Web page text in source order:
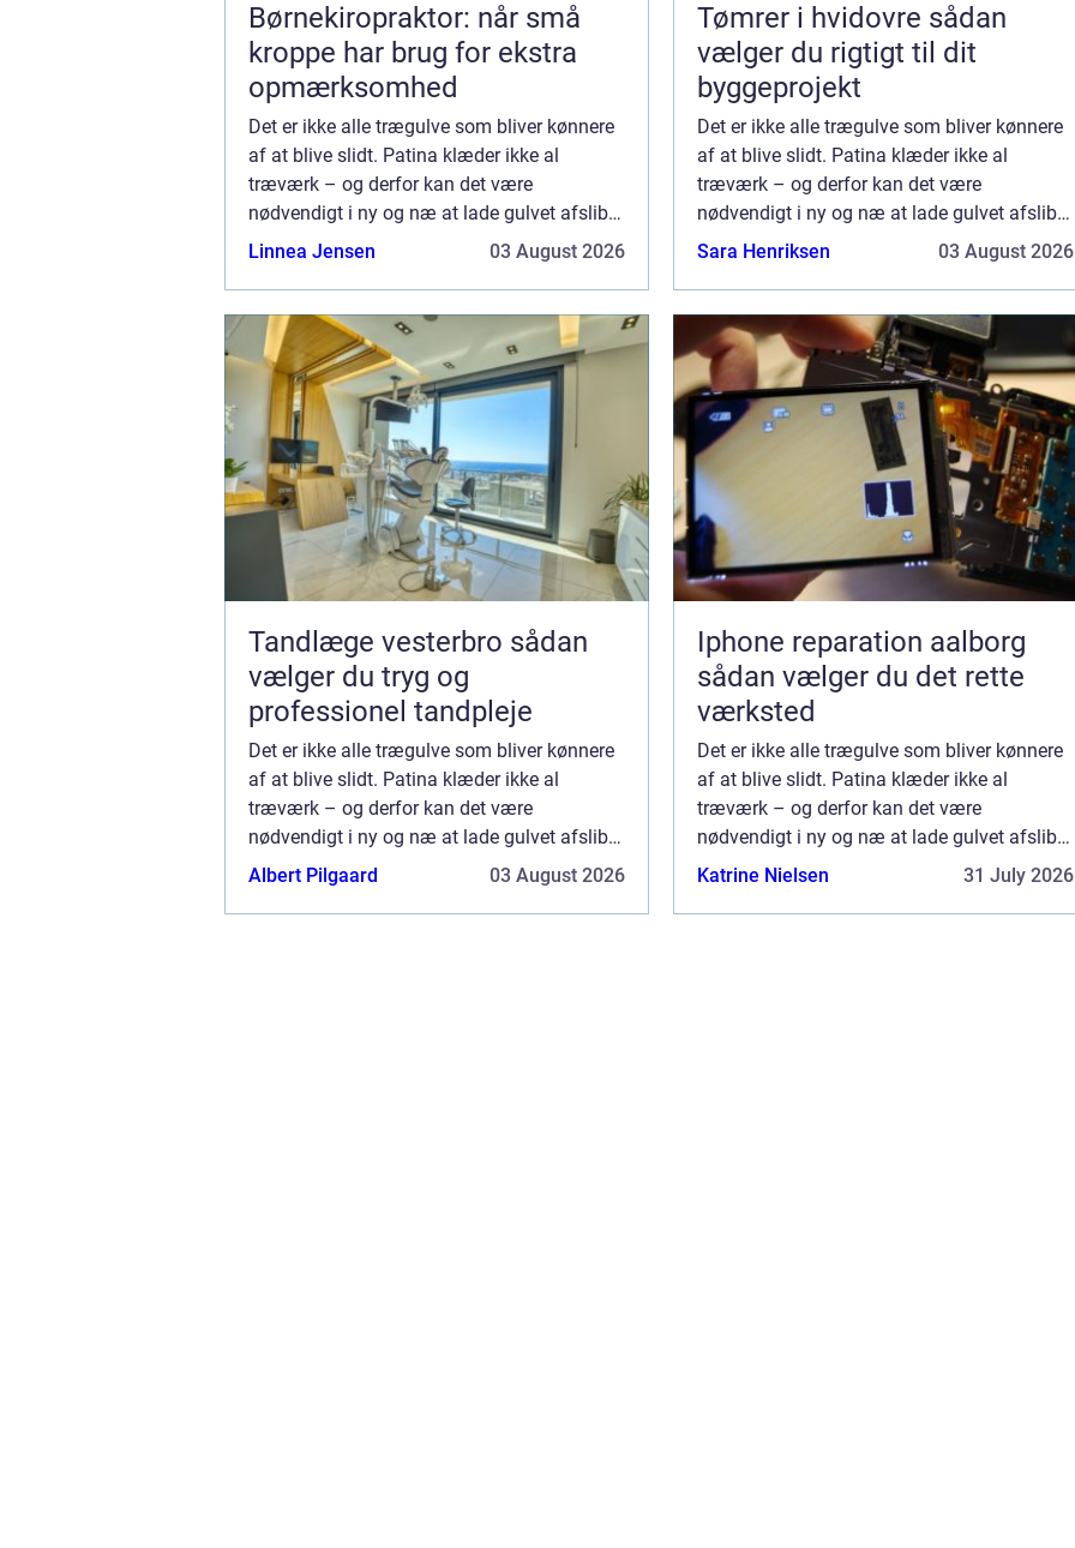
Børnekiropraktor: når små
kroppe har brug for ekstra
opmærksomhed
Det er ikke alle trægulve som bliver kønnere
af at blive slidt. Patina klæder ikke al
træværk – og derfor kan det være
nødvendigt i ny og næ at lade gulvet afslibe
og efterbehandle på ny. ...
Linnea Jensen 03 August 2026
Tømrer i hvidovre sådan
vælger du rigtigt til dit
byggeprojekt
Det er ikke alle trægulve som bliver kønnere
af at blive slidt. Patina klæder ikke al
træværk – og derfor kan det være
nødvendigt i ny og næ at lade gulvet afslibe
og efterbehandle på ny. ...
Sara Henriksen 03 August 2026
Tandlæge vesterbro sådan
vælger du tryg og
professionel tandpleje
Det er ikke alle trægulve som bliver kønnere
af at blive slidt. Patina klæder ikke al
træværk – og derfor kan det være
nødvendigt i ny og næ at lade gulvet afslibe
og efterbehandle på ny. ...
Albert Pilgaard 03 August 2026
Iphone reparation aalborg
sådan vælger du det rette
værksted
Det er ikke alle trægulve som bliver kønnere
af at blive slidt. Patina klæder ikke al
træværk – og derfor kan det være
nødvendigt i ny og næ at lade gulvet afslibe
og efterbehandle på ny. ...
Katrine Nielsen 31 July 2026